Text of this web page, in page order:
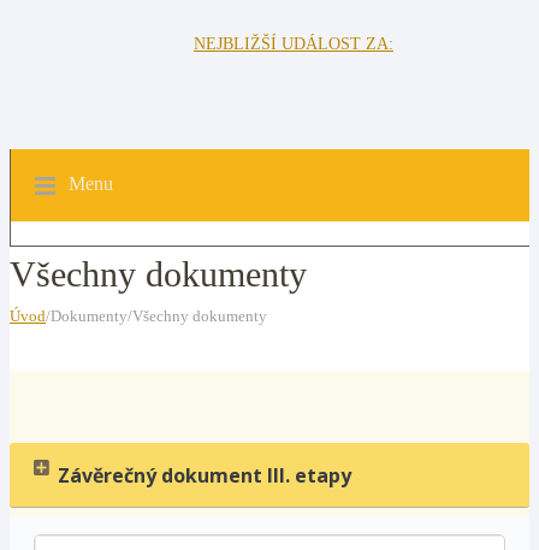
NEJBLIŽŠÍ UDÁLOST ZA:
Menu
Všechny dokumenty
Úvod/Dokumenty/Všechny dokumenty
Závěrečný dokument III. etapy